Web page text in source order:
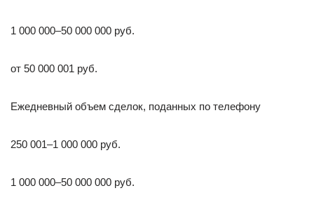
1 000 000–50 000 000 руб.
от 50 000 001 руб.
Ежедневный объем сделок, поданных по телефону
250 001–1 000 000 руб.
1 000 000–50 000 000 руб.